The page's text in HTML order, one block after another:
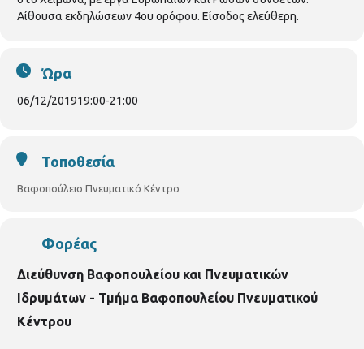
Αίθουσα εκδηλώσεων 4ου ορόφου. Είσοδος ελεύθερη.
Ώρα
06/12/201919:00-21:00
Τοποθεσία
Βαφοπούλειο Πνευματικό Κέντρο
Φορέας
Διεύθυνση Βαφοπουλείου και Πνευματικών
Ιδρυμάτων - Τμήμα Βαφοπουλείου Πνευματικού
Κέντρου